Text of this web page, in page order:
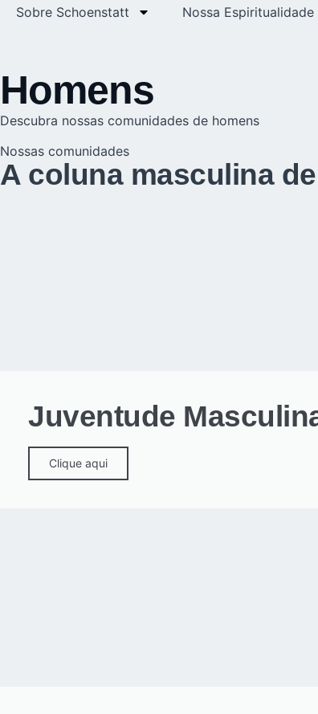
Sobre Schoenstatt Nossa Espiritualidade
Homens
Descubra nossas comunidades de homens
Nossas comunidades
A coluna masculina
Juventude
Clique aqui